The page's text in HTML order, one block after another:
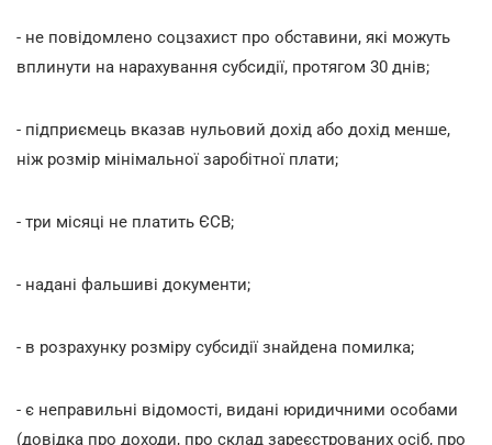
- не повідомлено соцзахист про обставини, які можуть
вплинути на нарахування субсидії, протягом 30 днів;
- підприємець вказав нульовий дохід або дохід менше,
ніж розмір мінімальної заробітної плати;
- три місяці не платить ЄСВ;
- надані фальшиві документи;
- в розрахунку розміру субсидії знайдена помилка;
- є неправильні відомості, видані юридичними особами
(довідка про доходи, про склад зареєстрованих осіб, про